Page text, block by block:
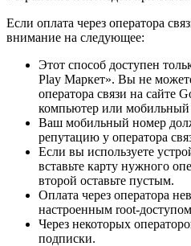
Если оплата через оператора
внимание на следующее:
Этот способ доступен
Play Маркет». Вы не
оператора связи на сайте
компьютер или мобильный
Ваш мобильный номер
репутацию у оператора
Если вы используете
вставьте карту нужного
второй оставьте пустым.
Оплата через оператора
настроенным root-
Через некоторых
подписки.